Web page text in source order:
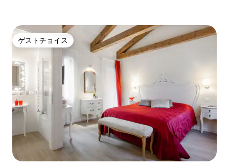
ゲストチョイス
ゲストチョイス